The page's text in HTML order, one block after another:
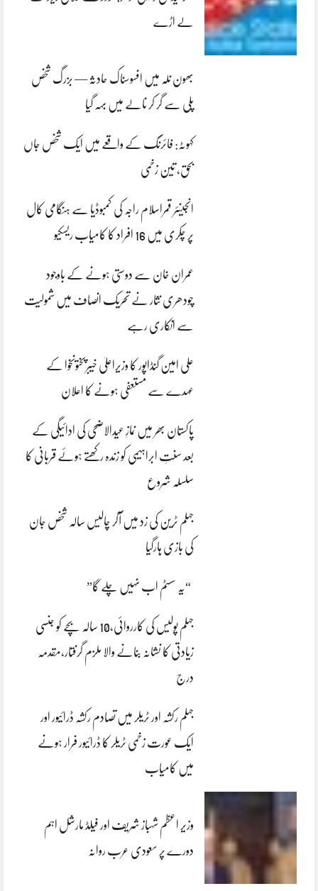
لے اڑے
بھون نلہ میں افسوسناک حادثہ — بزرگ شخص
پلی سے گر کر نالے میں بہہ گیا
کہوٹہ: فائرنگ کے واقعے میں ایک شخص جاں
بحق، تین زخمی
انجینئر قمراسلام راجہ کی کمبوڈیا سے ہنگامی کال
پر چکری میں 16 افراد کا کامیاب ریسکیو
عمران خان سے دوستی ہونے کے باوجود
چودھری نثار نے تحریک انصاف میں شمولیت
سے انکاری رہے
علی امین گنڈاپور کا وزیراعلیٰ خیبرپختونخوا کے
عہدے سے مستعفی ہونے کا اعلان
پاکستان بھر میں نمازِ عیدالاضحی کی ادائیگی کے
بعد سنتِ ابراہیمی کو زندہ رکھتے ہوئے قربانی کا
سلسلہ شروع
جہلم ٹرین کی زد میں آکر چالیس سالہ شخص جان
کی بازی ہارگیا
“یہ سسٹم اب نہیں چلے گا”
جہلم پولیس کی کارروائی،10 سالہ بچے کو جنسی
زیادتی کا نشانہ بنانے والا ملزم گرفتار،مقدمہ
درج
جہلم رکشہ اور ٹریلر میں تصادم رکشہ ڈرائیور اور
ایک عورت زخمی ٹریلر کا ڈرائیور فرار ہونے
میں کامیاب
وزیر اعظم شہباز شریف اور فیلڈ مارشل اہم
دورے پر سعودی عرب روانہ